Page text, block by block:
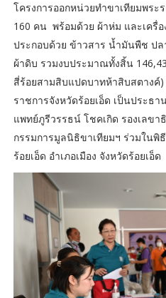
โครงการออกหน่วยทำขาเทียมพระ
160 คน พร้อมด้วย ผ้าห่ม และเครื่
ประกอบด้วย ข้าวสาร น้ำมันพืช ป
ผ้าดิบ รวมงบประมาณทั้งสิ้น
สี่ร้อยสามสิบแปดบาทห้าสิบสตางค์
ราชการจังหวัดร้อยเอ็ด เป็นประธ
แพทย์ภูรีวรรธน์ โชคเกิด รองเลข
กรรมการมูลนิธิขาเทียมฯ ร่วมใน
ร้อยเอ็ด อำเภอเมือง จังหวัดร้อยเอ็ด